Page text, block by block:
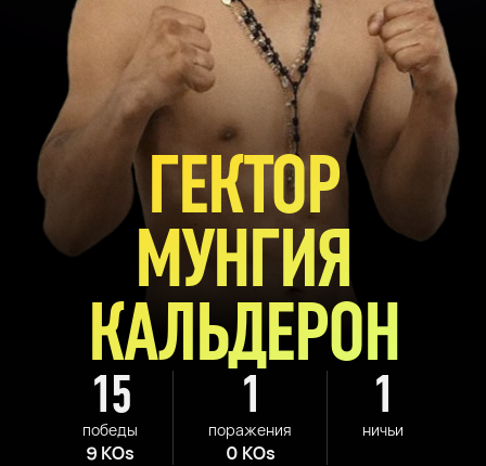
15
победы
9 KOs
1
поражения
0 KOs
1
ничьи
ГЕКТОР
МУНГИЯ
КАЛЬДЕРОН